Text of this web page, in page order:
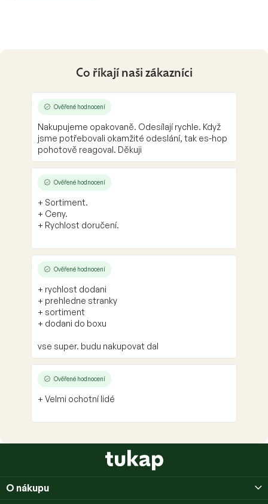
Co říkají naši zákazníci
Ověřené hodnocení
Nakupujeme opakovaně. Odesílají rychle. Když
jsme potřebovali okamžité odeslání, tak es-hop
pohotově reagoval. Děkuji
Ověřené hodnocení
+ Sortiment.
+ Ceny.
+ Rychlost doručení.
Ověřené hodnocení
+ rychlost dodani
+ prehledne stranky
+ sortiment
+ dodani do boxu
vse super. budu nakupovat dal
Ověřené hodnocení
+ Velmi ochotní lidé
O nákupu